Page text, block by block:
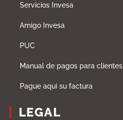
Servicios Invesa
Amigo Invesa
PUC
Manual de pagos para clientes
Pague aqui su factura
LEGAL